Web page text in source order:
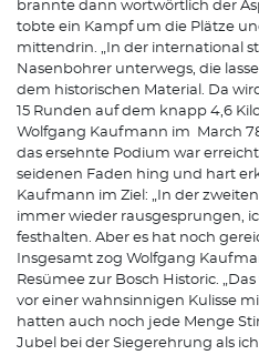
brannte dann wortwörtlich der
tobte ein Kampf um die Plätze
mittendrin. „In der international
Nasenbohrer unterwegs, die
dem historischen Material. Da
15 Runden auf dem knapp 4,6
Wolfgang Kaufmann im March
das ersehnte Podium war
seidenen Faden hing und hart
Kaufmann im Ziel: „In der
immer wieder rausgesprungen,
festhalten. Aber es hat noch
Insgesamt zog Wolfgang
Resümee zur Bosch Historic.
vor einer wahnsinnigen Kulisse
hatten auch noch jede Menge
Jubel bei der Siegerehrung als